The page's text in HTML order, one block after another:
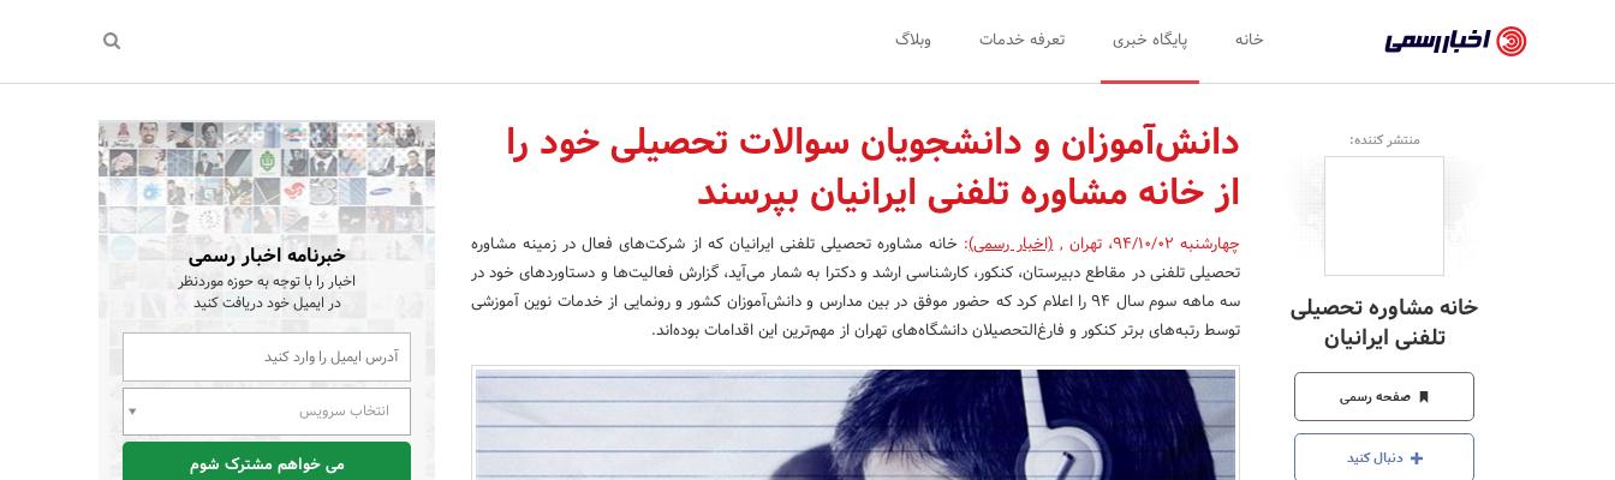
رسمی
-
اخبار
شرکت‌ها،
سازمان‌ها
و
روابط
عمومی‌ها
خانه پایگاه خبری تعرفه خدمات وبلاگ
منتشر کننده:
خانه مشاوره تحصیلی
تلفنی ایرانیان
صفحه رسمی
دنبال کنید
دانش‌آموزان و دانشجویان سوالات تحصیلی خود را
از خانه مشاوره تلفنی ایرانیان بپرسند
چهارشنبه 94/10/02 ،تهران ,(اخبار رسمی): خانه مشاوره تحصیلی تلفنی ایرانیان که از شرکت‌های فعال در زمینه مشاوره
تحصیلی تلفنی در مقاطع دبیرستان، کنکور، کارشناسی ارشد و دکترا به شمار می‌آید، گزارش فعالیت‌ها و دستاوردهای خود در
سه ماهه سوم سال 94 را اعلام کرد که حضور موفق در بین مدارس و دانش‌آموزان کشور و رونمایی از خدمات نوین آموزشی
توسط رتبه‌های برتر کنکور و فارغ‌التحصیلان دانشگاه‌های تهران از مهم‌ترین این اقدامات بوده‌اند.
خبرنامه اخبار رسمی
اخبار را با توجه به حوزه موردنظر
در ایمیل خود دریافت کنید
انتخاب سرویس
می خواهم مشترک شوم